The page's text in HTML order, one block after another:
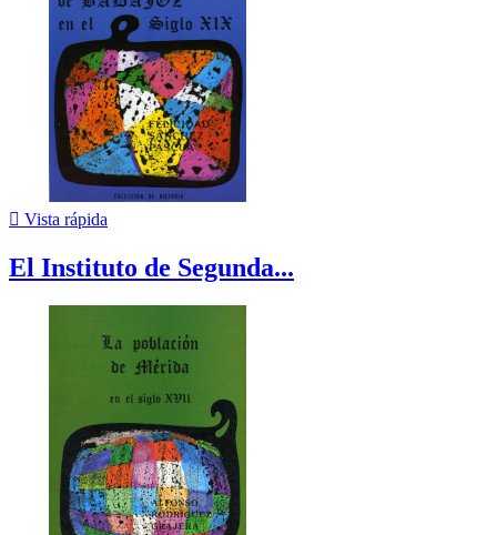
 Vista rápida
El Instituto de Segunda...